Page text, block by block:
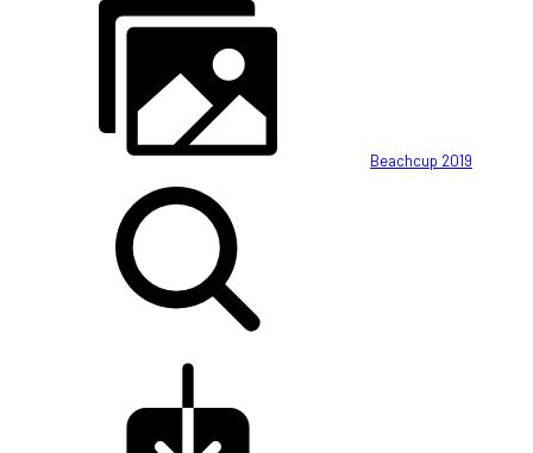
Beachcup 2019